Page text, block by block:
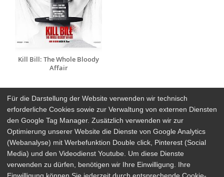
Kill Bill: The Whole Bloody
Affair
Arthaus Stores
Social Media
Detailsuche Impressum
Für die Darstellung der Website verwenden wir technisch
erforderliche Cookies sowie zur Verwaltung von externen Diensten
den Google Tag Manager. Zusätzlich verwenden wir zur
Optimierung unserer Website die Dienste von Google Analytics
(Webanalyse) mit Werbefunktion Double click, Pinterest (Social
Media) und den Videodienst Youtube. Um diese Dienste
verwenden zu dürfen, benötigen wir Ihre Einwilligung. Ihre